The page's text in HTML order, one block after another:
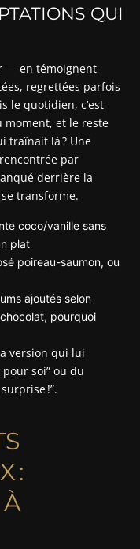
QUI
— en témoignent
regrettées parfois
le quotidien, c’est
moment, et le reste
traînait là ? Une
par
derrière la
transforme.
coco/vanille sans
plat
poireau-saumon, ou
ajoutés selon
pourquoi
version qui lui
soi” ou du
!”.
: